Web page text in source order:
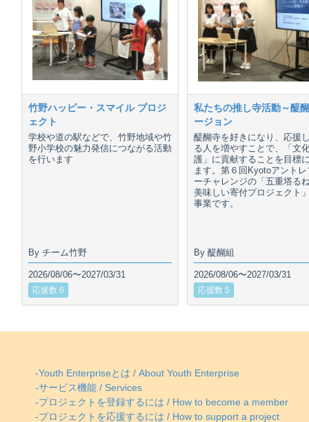
竹野ハッピー・スマイル プロジ
ェクト
学校や道の駅などで、竹野地域や竹
野小学校の魅力発信につながる活動
を行います
By チーム竹野
2026/08/06〜2027/03/31
応援数 6
私たちの推し寺活動～醍
ージョン
醍醐寺を好きになり、応援
る人を増やすことで、「文
護」に貢献することを目標
ます。第６回Kyotoアント
ーチャレンジの「五重塔る
美味しい寄付プロジェクト
事業です。
By 醍醐組
2026/08/06〜2027/03/31
応援数 5
-Youth Enterpriseとは / About Youth Enterprise
-サービス機能 / Services
-プロジェクトを登録するには / How to become a member
-プロジェクトを応援するには / How to support a project